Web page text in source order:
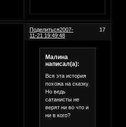
Поделиться 17
2007-
11-21 19:49:48
Малина
написал(а):
Вся эта история
похожа на сказку.
Но ведь
сатанисты не
верят ни во что и
ни в кого?